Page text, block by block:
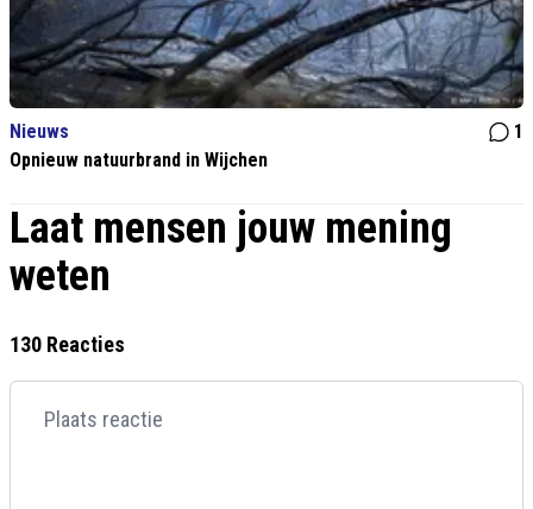
Nieuws
1
Opnieuw natuurbrand in Wijchen
Laat mensen jouw mening
weten
130 Reacties